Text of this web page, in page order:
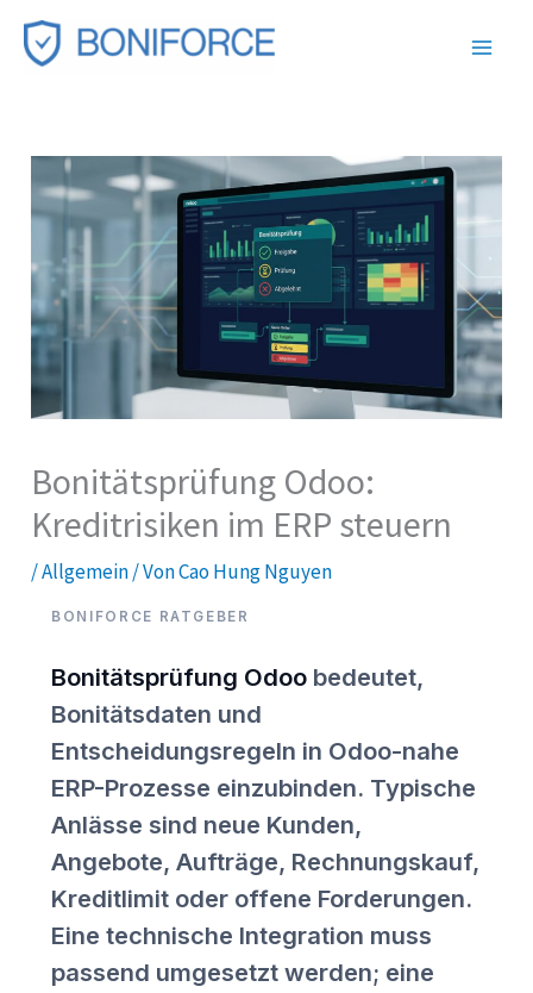
Zum
Inhalt
Bonitätsprüfung Odoo:
Kreditrisiken im ERP steuern
/Allgemein/ VonCao Hung Nguyen
BONIFORCE RATGEBER
Bonitätsprüfung Odoo bedeutet,
Bonitätsdaten und
Entscheidungsregeln in Odoo-nahe
ERP-Prozesse einzubinden. Typische
Anlässe sind neue Kunden,
Angebote, Aufträge, Rechnungskauf,
Kreditlimit oder offene Forderungen.
Eine technische Integration muss
passend umgesetzt werden; eine